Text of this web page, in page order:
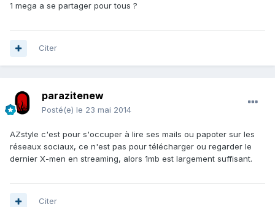
1 mega a se partager pour tous ?
Citer
parazitenew
Posté(e) le 23 mai 2014
AZstyle c'est pour s'occuper à lire ses mails ou papoter sur les
réseaux sociaux, ce n'est pas pour télécharger ou regarder le
dernier X-men en streaming, alors 1mb est largement suffisant.
Citer